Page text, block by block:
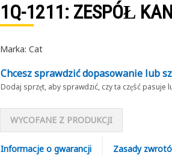
1Q-1211: ZESPÓŁ
Marka: Cat
Chcesz sprawdzić dopasowanie lub
Dodaj sprzęt, aby sprawdzić, czy ta część pasuje
WYCOFANE Z PRODUKCJI
Informacje o gwarancji Zasady